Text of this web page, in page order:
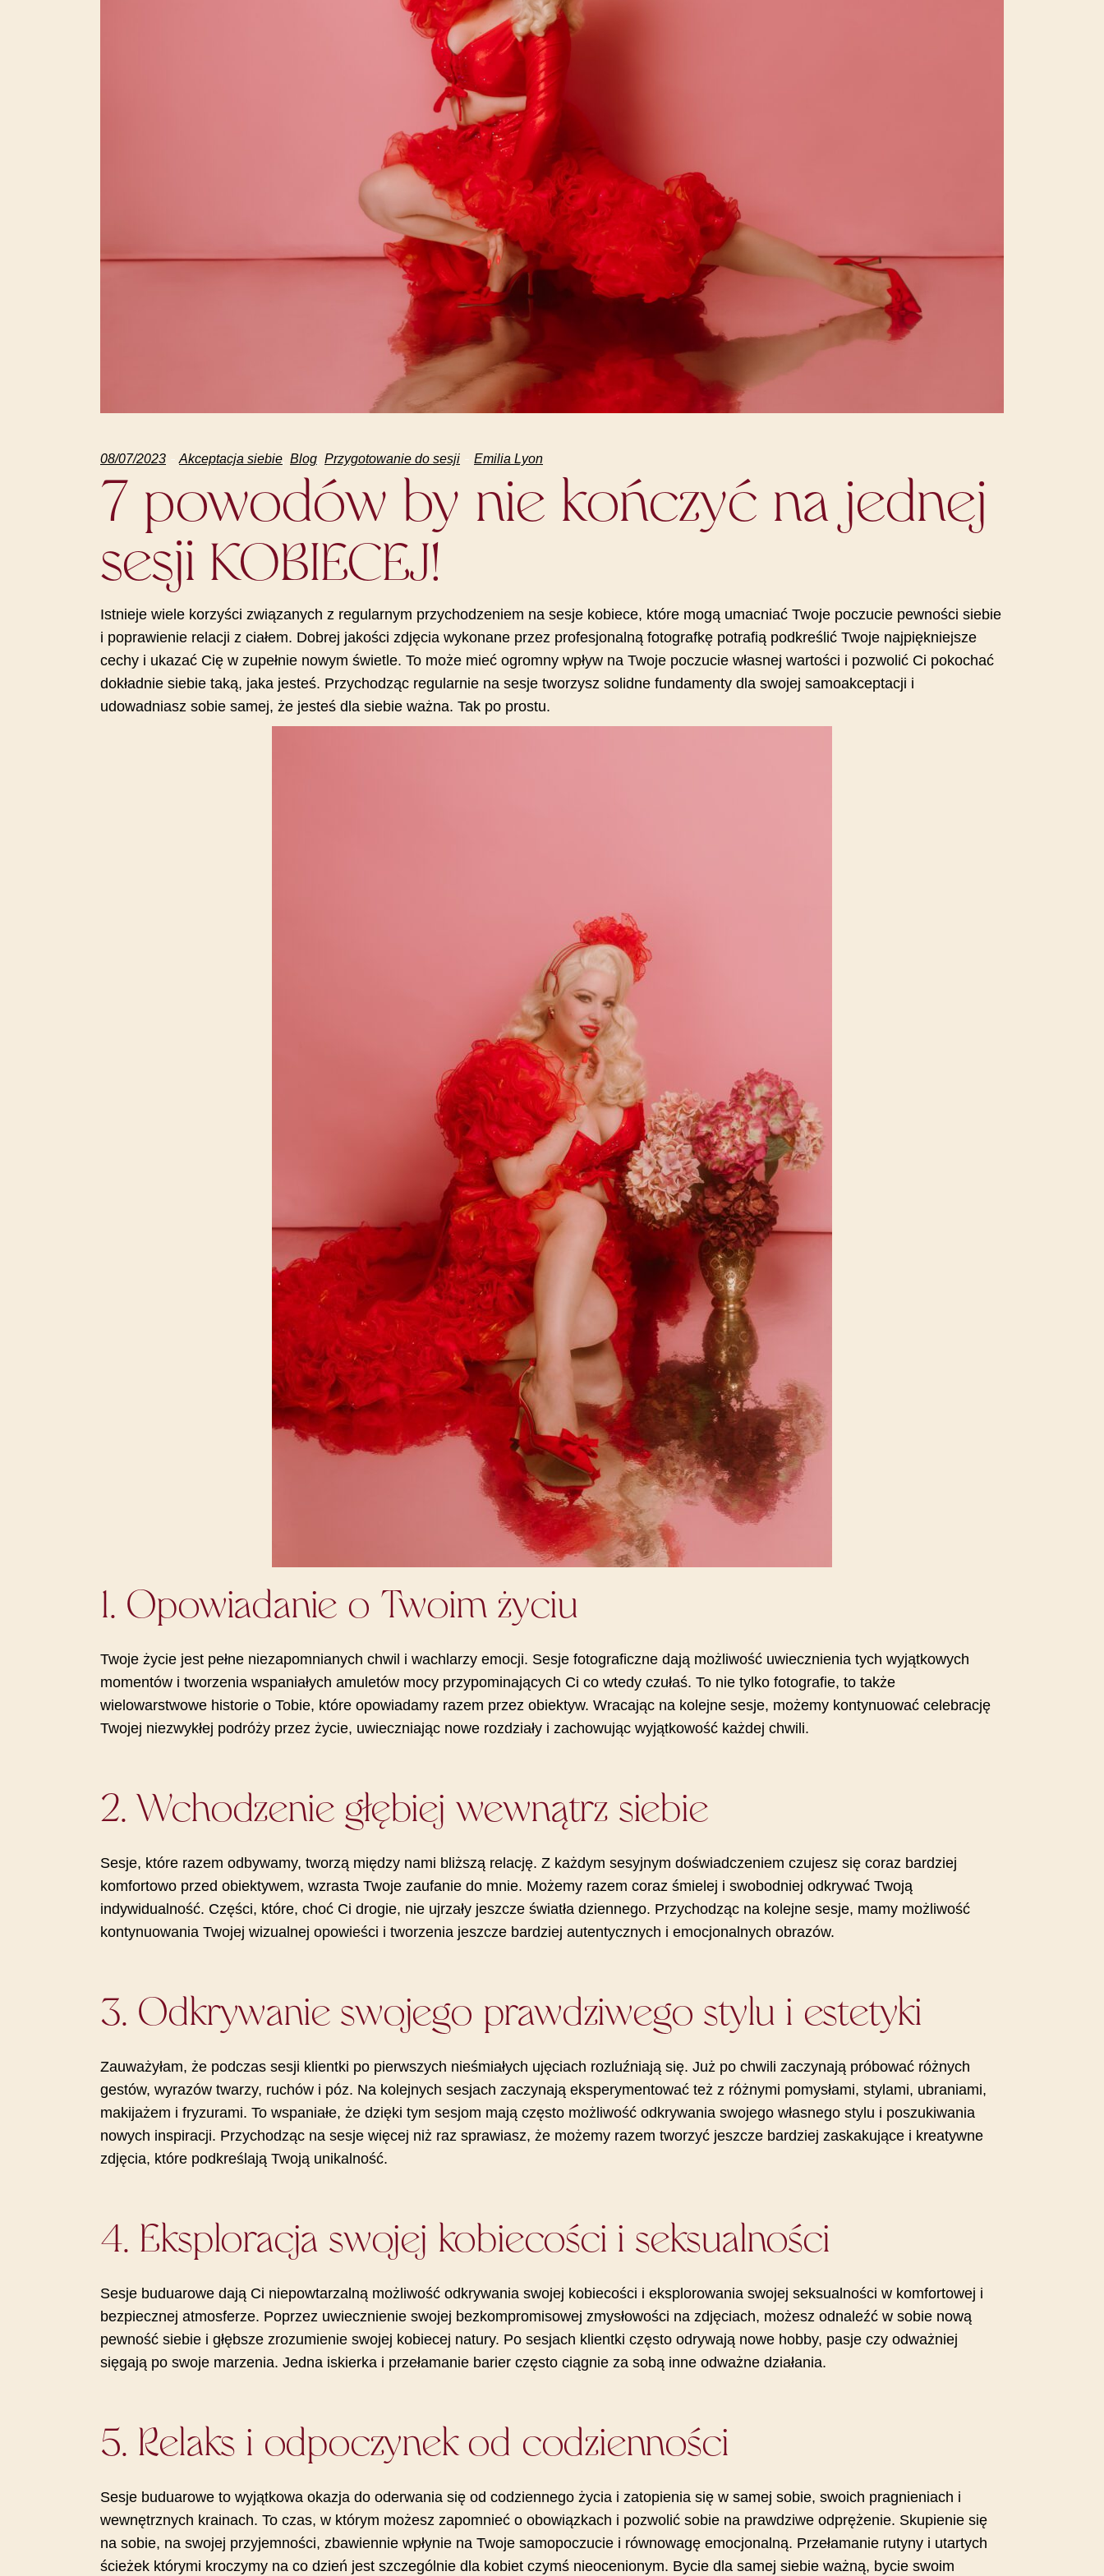
08/07/2023 Akceptacja siebie Blog Przygotowanie do sesji Emilia Lyon
7 powodów by nie kończyć na jednej
sesji KOBIECEJ!
Istnieje wiele korzyści związanych z regularnym przychodzeniem na sesje kobiece, które mogą umacniać Twoje poczucie pewności siebie
i poprawienie relacji z ciałem. Dobrej jakości zdjęcia wykonane przez profesjonalną fotografkę potrafią podkreślić Twoje najpiękniejsze
cechy i ukazać Cię w zupełnie nowym świetle. To może mieć ogromny wpływ na Twoje poczucie własnej wartości i pozwolić Ci pokochać
dokładnie siebie taką, jaka jesteś. Przychodząc regularnie na sesje tworzysz solidne fundamenty dla swojej samoakceptacji i
udowadniasz sobie samej, że jesteś dla siebie ważna. Tak po prostu.
1. Opowiadanie o Twoim życiu
Twoje życie jest pełne niezapomnianych chwil i wachlarzy emocji. Sesje fotograficzne dają możliwość uwiecznienia tych wyjątkowych
momentów i tworzenia wspaniałych amuletów mocy przypominających Ci co wtedy czułaś. To nie tylko fotografie, to także
wielowarstwowe historie o Tobie, które opowiadamy razem przez obiektyw. Wracając na kolejne sesje, możemy kontynuować celebrację
Twojej niezwykłej podróży przez życie, uwieczniając nowe rozdziały i zachowując wyjątkowość każdej chwili.
2. Wchodzenie głębiej wewnątrz siebie
Sesje, które razem odbywamy, tworzą między nami bliższą relację. Z każdym sesyjnym doświadczeniem czujesz się coraz bardziej
komfortowo przed obiektywem, wzrasta Twoje zaufanie do mnie. Możemy razem coraz śmielej i swobodniej odkrywać Twoją
indywidualność. Części, które, choć Ci drogie, nie ujrzały jeszcze światła dziennego. Przychodząc na kolejne sesje, mamy możliwość
kontynuowania Twojej wizualnej opowieści i tworzenia jeszcze bardziej autentycznych i emocjonalnych obrazów.
3. Odkrywanie swojego prawdziwego stylu i estetyki
Zauważyłam, że podczas sesji klientki po pierwszych nieśmiałych ujęciach rozluźniają się. Już po chwili zaczynają próbować różnych
gestów, wyrazów twarzy, ruchów i póz. Na kolejnych sesjach zaczynają eksperymentować też z różnymi pomysłami, stylami, ubraniami,
makijażem i fryzurami. To wspaniałe, że dzięki tym sesjom mają często możliwość odkrywania swojego własnego stylu i poszukiwania
nowych inspiracji. Przychodząc na sesje więcej niż raz sprawiasz, że możemy razem tworzyć jeszcze bardziej zaskakujące i kreatywne
zdjęcia, które podkreślają Twoją unikalność.
4. Eksploracja swojej kobiecości i seksualności
Sesje buduarowe dają Ci niepowtarzalną możliwość odkrywania swojej kobiecości i eksplorowania swojej seksualności w komfortowej i
bezpiecznej atmosferze. Poprzez uwiecznienie swojej bezkompromisowej zmysłowości na zdjęciach, możesz odnaleźć w sobie nową
pewność siebie i głębsze zrozumienie swojej kobiecej natury. Po sesjach klientki często odrywają nowe hobby, pasje czy odważniej
sięgają po swoje marzenia. Jedna iskierka i przełamanie barier często ciągnie za sobą inne odważne działania.
5. Relaks i odpoczynek od codzienności
Sesje buduarowe to wyjątkowa okazja do oderwania się od codziennego życia i zatopienia się w samej sobie, swoich pragnieniach i
wewnętrznych krainach. To czas, w którym możesz zapomnieć o obowiązkach i pozwolić sobie na prawdziwe odprężenie. Skupienie się
na sobie, na swojej przyjemności, zbawiennie wpłynie na Twoje samopoczucie i równowagę emocjonalną. Przełamanie rutyny i utartych
ścieżek którymi kroczymy na co dzień jest szczególnie dla kobiet czymś nieocenionym. Bycie dla samej siebie ważną, bycie swoim